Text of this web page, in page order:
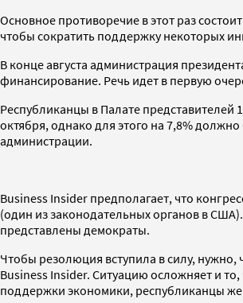
Основное противоречие в этот раз
чтобы сократить поддержку некоторых
В конце августа администрация
финансирование. Речь идет в первую
Республиканцы в Палате представителей
октября, однако для этого на 7,8%
администрации.
Business Insider предполагает, что
(один из законодательных органов в
представлены демократы.
Чтобы резолюция вступила в силу, нужно,
Business Insider. Ситуацию осложняет и
поддержки экономики, республиканцы